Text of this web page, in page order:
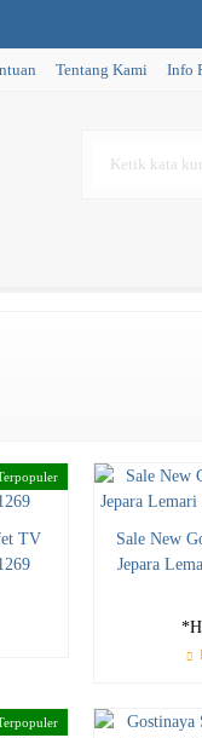
Tentang Kami Info
TV
Sale New
Jepara